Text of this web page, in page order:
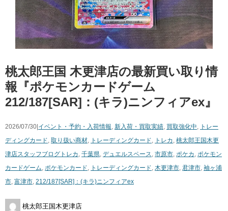
桃太郎王国 木更津店の最新買い取り情
報『ポケモンカードゲーム
212/187[SAR]：(キラ)ニンフィアex』
2026/07/30| イベント・予約・入荷情報, 新入荷・買取実績, 買取強化中, トレー
ディングカード, 取り扱い商材, トレーディングカード, トレカ , 桃太郎王国木更
津店スタッフブログ トレカ , 千葉県, デュエルスペース, 市原市, ポケカ , ポケモン
カードゲーム, ポケモンカード, トレーディングカード, 木更津市, 君津市, 袖ヶ浦
市, 富津市, 212/187[SAR]：(キラ)ニンフィアex
桃太郎王国木更津店